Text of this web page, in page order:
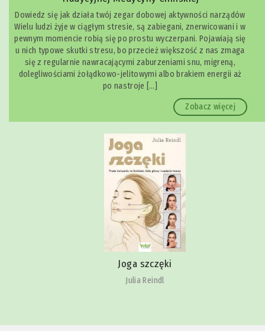
Dowiedz się jak działa twój zegar dobowej aktywności narządów
Wielu ludzi żyje w ciągłym stresie, są zabiegani, znerwicowani i w
pewnym momencie robią się po prostu wyczerpani. Pojawiają się
u nich typowe skutki stresu, bo przecież większość z nas zmaga
się z regularnie nawracającymi zaburzeniami snu, migreną,
dolegliwościami żołądkowo-jelitowymi albo brakiem energii aż
po nastroje […]
Zobacz więcej
Joga szczęki
Julia Reindl